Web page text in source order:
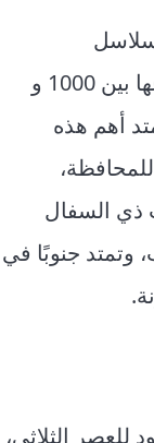
والمرتفعات الجبلية التي يتراوح ارتفاعها بين 1000 و
أهم هذه
ذي السفال
وتمتد جنوبًا في
الثلاثي،